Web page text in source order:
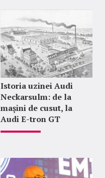
Istoria uzinei Audi
Neckarsulm: de la
mașini de cusut, la
Audi E-tron GT